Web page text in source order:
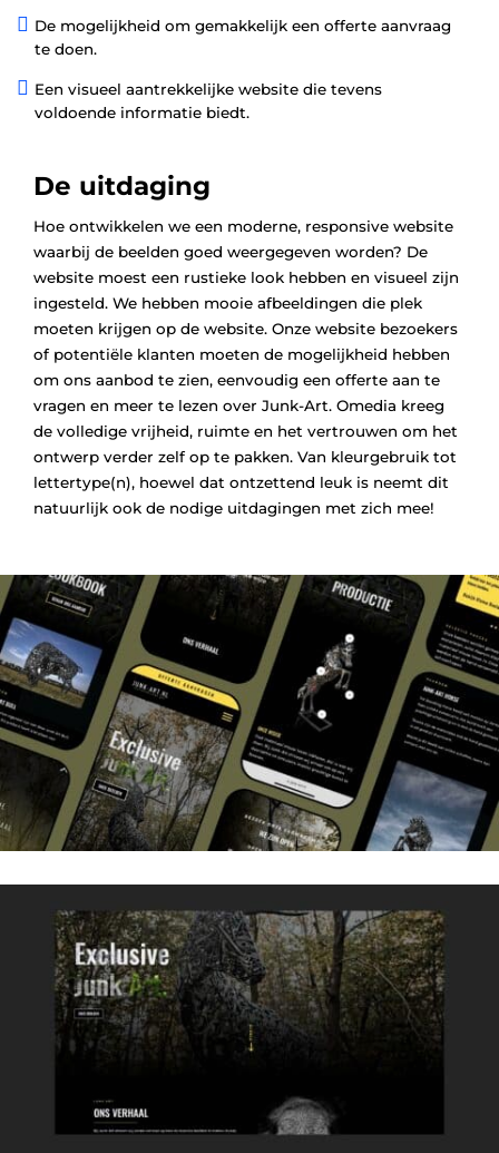
 De mogelijkheid om gemakkelijk een offerte aanvraag
te doen.
 Een visueel aantrekkelijke website die tevens
voldoende informatie biedt.
De uitdaging
Hoe ontwikkelen we een moderne, responsive website
waarbij de beelden goed weergegeven worden? De
website moest een rustieke look hebben en visueel zijn
ingesteld. We hebben mooie afbeeldingen die plek
moeten krijgen op de website. Onze website bezoekers
of potentiële klanten moeten de mogelijkheid hebben
om ons aanbod te zien, eenvoudig een offerte aan te
vragen en meer te lezen over Junk-Art. Omedia kreeg
de volledige vrijheid, ruimte en het vertrouwen om het
ontwerp verder zelf op te pakken. Van kleurgebruik tot
lettertype(n), hoewel dat ontzettend leuk is neemt dit
natuurlijk ook de nodige uitdagingen met zich mee!